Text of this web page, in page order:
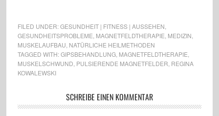
FILED UNDER:GESUNDHEIT | FITNESS | AUSSEHEN
GESUNDHEITSPROBLEME MAGNETFELDTHERAPIE MEDIZIN
MUSKELAUFBAU NATÜRLICHE HEILMETHODEN
TAGGED WITH:GIPSBEHANDLUNG, MAGNETFELDTHERAPIE
MUSKELSCHWUND PULSIERENDE MAGNETFELDER REGINA
KOWALEWSKI
SCHREIBE EINEN KOMMENTAR